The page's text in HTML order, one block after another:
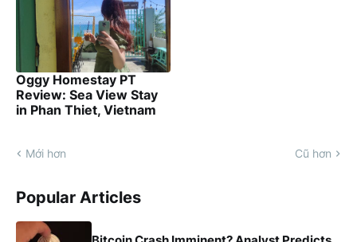
Oggy Homestay PT
Review: Sea View Stay
in Phan Thiet, Vietnam
Mới hơn Cũ hơn
Popular Articles